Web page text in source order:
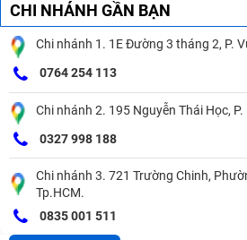
CHI NHÁNH GẦN BẠN
Chi nhánh 1. 1E Đường 3 tháng 2, P.
0764 254 113
Chi nhánh 2. 195 Nguyễn Thái Học,
0327 998 188
Chi nhánh 3. 721 Trường Chinh,
Tp.HCM.
0835 001 511